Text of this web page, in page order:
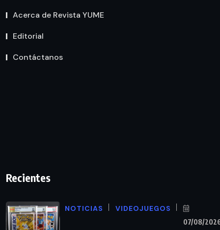
Acerca de Revista YUME
Editorial
Contáctanos
Recientes
NOTICIAS VIDEOJUEGOS
07/08/